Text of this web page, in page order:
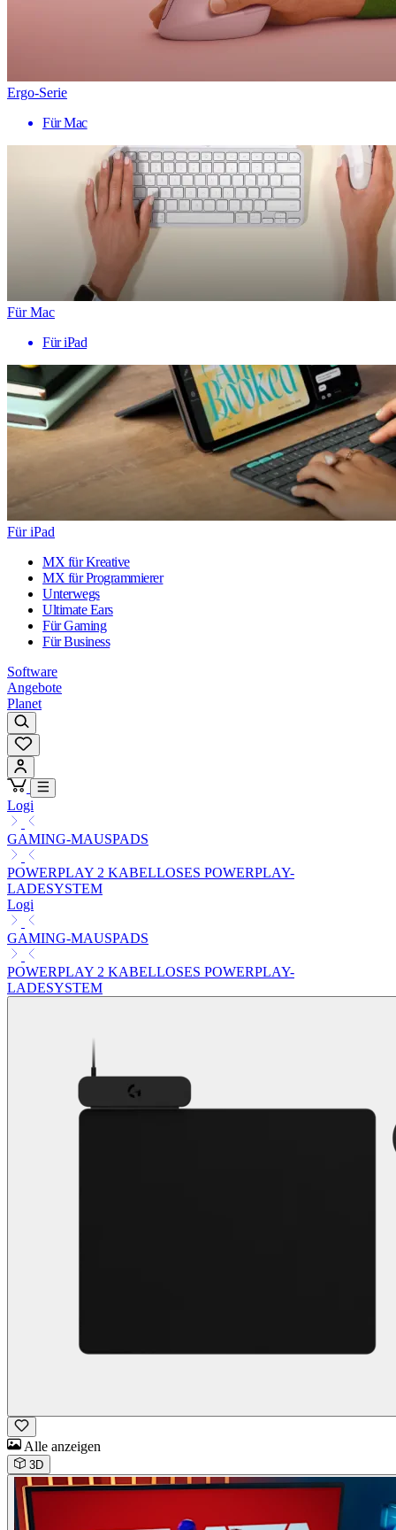
Ergo-Serie
Für Mac
Für Mac
Für iPad
Für iPad
MX für Kreative
MX für Programmierer
Unterwegs
Ultimate Ears
Für Gaming
Für Business
Software
Angebote
Planet
Logi
GAMING-MAUSPADS
POWERPLAY 2 KABELLOSES POWERPLAY-
LADESYSTEM
Logi
GAMING-MAUSPADS
POWERPLAY 2 KABELLOSES POWERPLAY-
LADESYSTEM
Alle anzeigen
3D